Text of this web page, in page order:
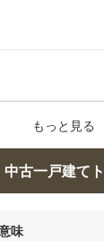
もっと見る
中古一戸建て
味